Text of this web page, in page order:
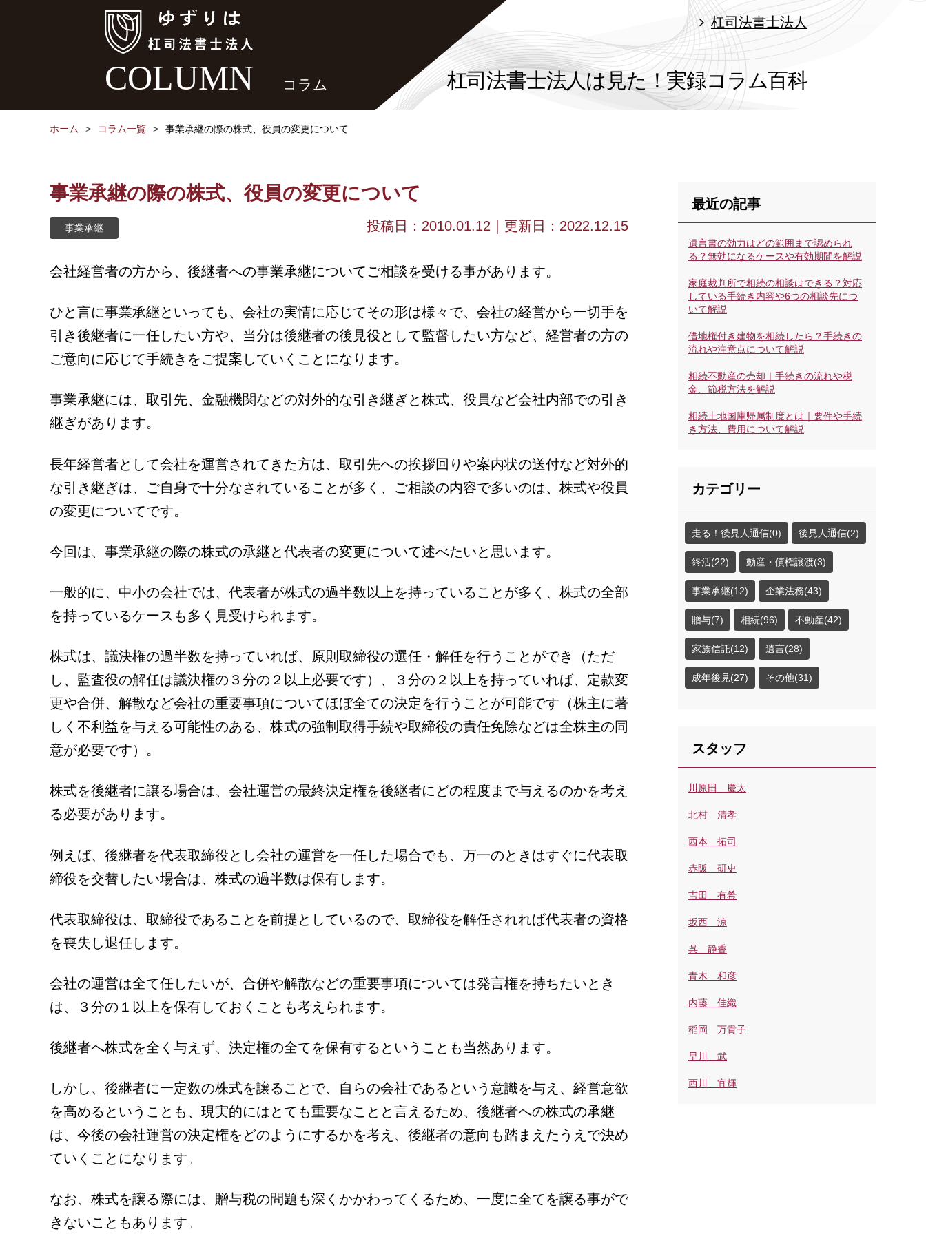
COLUMN コラム
杠司法書士法人
杠司法書士法人は見た！実録コラム百科
ホーム コラム一覧 事業承継の際の株式、役員の変更について
事業承継の際の株式、役員の変更について
事業承継 ｜更新日：2022.12.15
投稿日：2010.01.12
会社経営者の方から、後継者への事業承継についてご相談を受ける事があります。
ひと言に事業承継といっても、会社の実情に応じてその形は様々で、会社の経営から一切手を
引き後継者に一任したい方や、当分は後継者の後見役として監督したい方など、経営者の方の
ご意向に応じて手続きをご提案していくことになります。
事業承継には、取引先、金融機関などの対外的な引き継ぎと株式、役員など会社内部での引き
継ぎがあります。
長年経営者として会社を運営されてきた方は、取引先への挨拶回りや案内状の送付など対外的
な引き継ぎは、ご自身で十分なされていることが多く、ご相談の内容で多いのは、株式や役員
の変更についてです。
今回は、事業承継の際の株式の承継と代表者の変更について述べたいと思います。
一般的に、中小の会社では、代表者が株式の過半数以上を持っていることが多く、株式の全部
を持っているケースも多く見受けられます。
株式は、議決権の過半数を持っていれば、原則取締役の選任・解任を行うことができ（ただ
し、監査役の解任は議決権の３分の２以上必要です）、３分の２以上を持っていれば、定款変
更や合併、解散など会社の重要事項についてほぼ全ての決定を行うことが可能です（株主に著
しく不利益を与える可能性のある、株式の強制取得手続や取締役の責任免除などは全株主の同
意が必要です）。
株式を後継者に譲る場合は、会社運営の最終決定権を後継者にどの程度まで与えるのかを考え
る必要があります。
例えば、後継者を代表取締役とし会社の運営を一任した場合でも、万一のときはすぐに代表取
締役を交替したい場合は、株式の過半数は保有します。
代表取締役は、取締役であることを前提としているので、取締役を解任されれば代表者の資格
を喪失し退任します。
会社の運営は全て任したいが、合併や解散などの重要事項については発言権を持ちたいとき
は、３分の１以上を保有しておくことも考えられます。
後継者へ株式を全く与えず、決定権の全てを保有するということも当然あります。
しかし、後継者に一定数の株式を譲ることで、自らの会社であるという意識を与え、経営意欲
を高めるということも、現実的にはとても重要なことと言えるため、後継者への株式の承継
は、今後の会社運営の決定権をどのようにするかを考え、後継者の意向も踏まえたうえで決め
ていくことになります。
なお、株式を譲る際には、贈与税の問題も深くかかわってくるため、一度に全てを譲る事がで
きないこともあります。
最近の記事
遺言書の効力はどの範囲まで認められ
る？無効になるケースや有効期間を解説
家庭裁判所で相続の相談はできる？対応
している手続き内容や6つの相談先につ
いて解説
借地権付き建物を相続したら？手続きの
流れや注意点について解説
相続不動産の売却｜手続きの流れや税
金、節税方法を解説
相続土地国庫帰属制度とは｜要件や手続
き方法、費用について解説
カテゴリー
走る！後見人通信(0) 後見人通信(2)
終活(22) 動産・債権譲渡(3)
事業承継(12) 企業法務(43)
贈与(7) 相続(96) 不動産(42)
家族信託(12) 遺言(28)
成年後見(27) その他(31)
スタッフ
川原田 慶太
北村 清孝
西本 拓司
赤阪 研史
吉田 有希
坂西 涼
呉 静香
青木 和彦
内藤 佳織
稲岡 万貴子
早川 武
西川 宜輝